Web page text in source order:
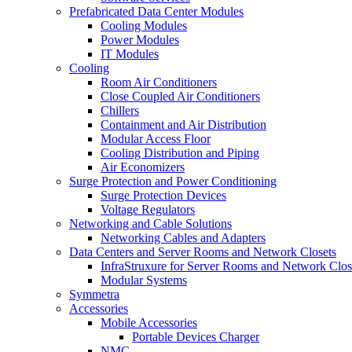
Prefabricated Data Center Modules
Cooling Modules
Power Modules
IT Modules
Cooling
Room Air Conditioners
Close Coupled Air Conditioners
Chillers
Containment and Air Distribution
Modular Access Floor
Cooling Distribution and Piping
Air Economizers
Surge Protection and Power Conditioning
Surge Protection Devices
Voltage Regulators
Networking and Cable Solutions
Networking Cables and Adapters
Data Centers and Server Rooms and Network Closets
InfraStruxure for Server Rooms and Network
Modular Systems
Symmetra
Accessories
Mobile Accessories
Portable Devices Charger